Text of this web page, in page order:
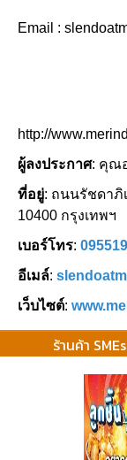
Email :
http://
ผู้ลงประกาศ: คุณ
ที่อยู่: ถนนรัชดาภิ
10400 กรุงเทพฯ
เบอร์โทร:
อีเมล์:
เว็บไซต์:
ร้านค้า